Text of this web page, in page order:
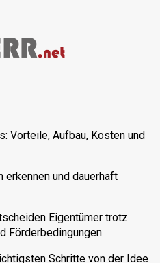
Vorteile, Aufbau, Kosten und
erkennen und dauerhaft
Eigentümer trotz
Förderbedingungen
Schritte von der Idee